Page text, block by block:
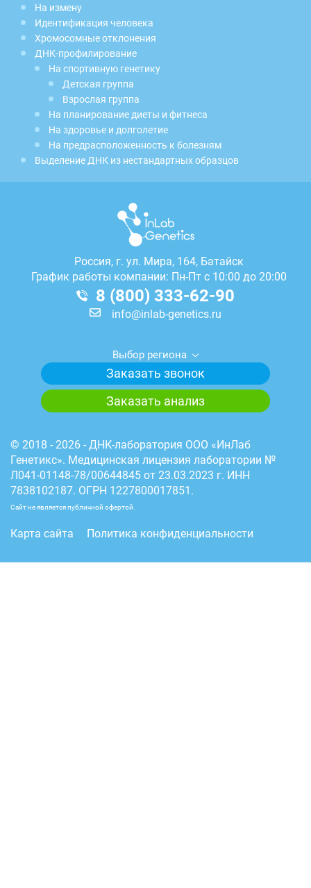
На измену
Идентификация человека
Хромосомные отклонения
ДНК-профилирование
На спортивную генетику
Детская группа
Взрослая группа
На планирование диеты и фитнеса
На здоровье и долголетие
На предрасположенность к болезням
Выделение ДНК из нестандартных образцов
Россия, г. ул. Мира, 164, Батайск
График работы компании: Пн-Пт с 10:00 до 20:00
8 (800) 333-62-90
info@inlab-genetics.ru
Выбор региона
Заказать звонок
Заказать анализ
© 2018 - 2026 - ДНК-лаборатория ООО «ИнЛаб
Генетикс». Медицинская лицензия лаборатории №
Л041-01148-78/00644845 от 23.03.2023 г. ИНН
7838102187. ОГРН 1227800017851.
Сайт не является публичной офертой.
Карта сайта Политика конфиденциальности